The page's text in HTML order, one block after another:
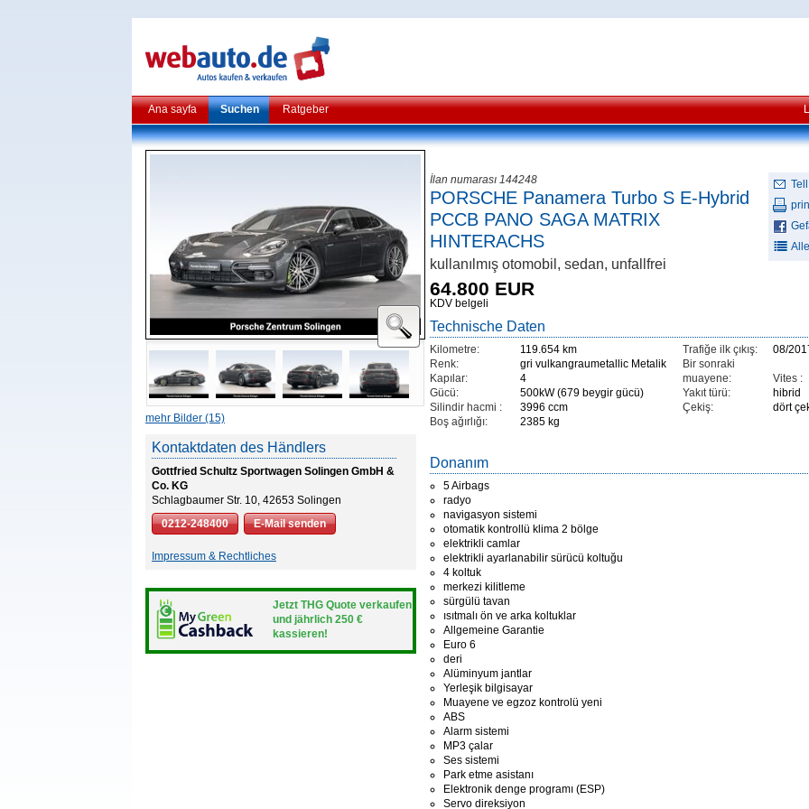
Ana sayfa Suchen Ratgeber
mehr Bilder (15)
Kontaktdaten des Händlers
Gottfried Schultz Sportwagen Solingen GmbH &
Co. KG
Schlagbaumer Str. 10, 42653 Solingen
0212-248400
E-Mail senden
Impressum & Rechtliches
Jetzt THG Quote verkaufen
und jährlich 250 €
kassieren!
İlan numarası 144248
PORSCHE Panamera Turbo S E-Hybrid
PCCB PANO SAGA MATRIX
HINTERACHS
kullanılmış otomobil, sedan, unfallfrei
64.800 EUR
KDV belgeli
Technische Daten
Kilometre:
119.654 km
Renk:
gri vulkangraumetallic Metalik
Kapılar:
4
Gücü:
500kW (679 beygir gücü)
Silindir hacmi :
3996 ccm
Boş ağırlığı:
2385 kg
Trafiğe ilk çıkış:
08/
Bir sonraki
muayene:
Vites :
Yakıt türü:
hibrid
Çekiş:
dört
Donanım
5 Airbags
radyo
navigasyon sistemi
otomatik kontrollü klima 2 bölge
elektrikli camlar
elektrikli ayarlanabilir sürücü koltuğu
4 koltuk
merkezi kilitleme
sürgülü tavan
ısıtmalı ön ve arka koltuklar
Allgemeine Garantie
Euro 6
deri
Alüminyum jantlar
Yerleşik bilgisayar
Muayene ve egzoz kontrolü yeni
ABS
Alarm sistemi
MP3 çalar
Ses sistemi
Park etme asistanı
Elektronik denge programı (ESP)
Servo direksiyon